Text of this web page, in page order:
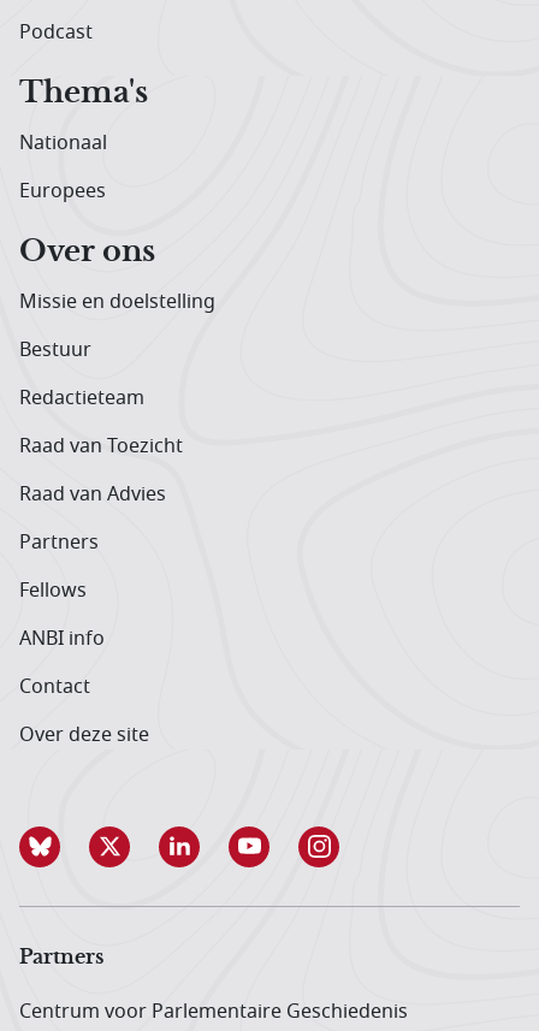
Podcast
Thema's
Nationaal
Europees
Over ons
Missie en doelstelling
Bestuur
Redactieteam
Raad van Toezicht
Raad van Advies
Partners
Fellows
ANBI info
Contact
Over deze site
Partners
Centrum voor Parlementaire Geschiedenis